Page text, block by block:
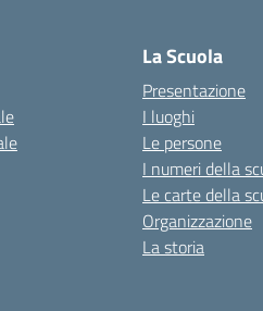
La Scuola
Presentazione
I luoghi
Le persone
I numeri della
Le carte della
Organizzazione
La storia